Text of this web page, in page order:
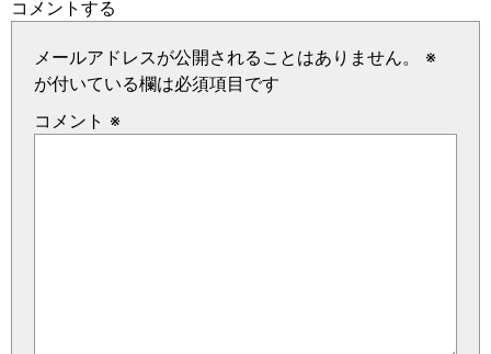
コメントする
メールアドレスが公開されることはありません。
※
が付いている欄は必須項目です
コメント ※